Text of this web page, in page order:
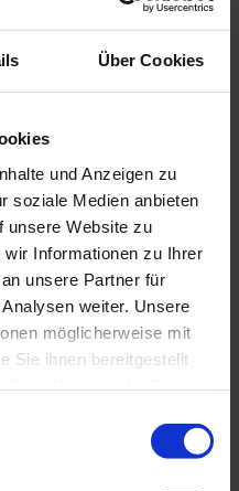
Über Cookies
und Anzeigen zu
soziale Medien anbieten
unsere Website zu
Informationen zu Ihrer
unsere Partner für
weiter. Unsere
möglicherweise mit
Sie ihnen bereitgestellt